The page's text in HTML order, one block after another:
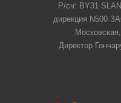
Р/сч: BY31
дирекция N500
Директор